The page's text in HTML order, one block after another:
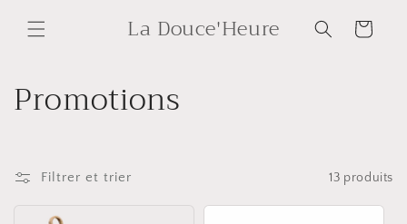
passer
au
La Douce'Heure Panier
C
l
Promotions
Filtrer et trier 13 produits